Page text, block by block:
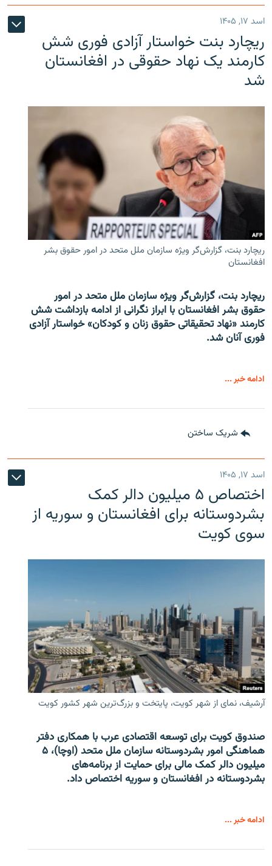
اسد ۱۷, ۱۴۰۵
ریچارد بنت خواستار آزادی فوری شش
کارمند یک نهاد حقوقی در افغانستان
شد
ریچارد بنت، گزارش‌گر ویژه سازمان ملل متحد در امور حقوق بشر
افغانستان
ریچارد بنت، گزارش‌گر ویژه سازمان ملل متحد در امور
حقوق بشر افغانستان با ابراز نگرانی از ادامه بازداشت شش
کارمند «نهاد تحقیقاتی حقوق زنان و کودکان» خواستار آزادی
فوری آنان شد.
ادامه خبر ...
شریک ساختن
اسد ۱۷, ۱۴۰۵
اختصاص ۵ میلیون دالر کمک
بشردوستانه برای افغانستان و سوریه از
سوی کویت
آرشیف، نمای از شهر کویت، پایتخت و بزرگ‌ترین شهر کشور کویت
صندوق کویت برای توسعه اقتصادی عرب با همکاری دفتر
هماهنگی امور بشردوستانه سازمان ملل متحد (اوچا)، ۵
میلیون دالر کمک مالی برای حمایت از برنامه‌های
بشردوستانه در افغانستان و سوریه اختصاص داد.
ادامه خبر ...